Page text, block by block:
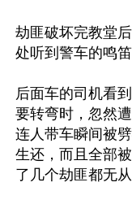
劫匪破坏完教堂
处听到警车的鸣笛
后面车的司机看
要转弯时，忽然
连人带车瞬间被
生还，而且全部
了几个劫匪都无从